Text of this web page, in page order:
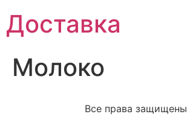
Доставка
Молоко
Все права защищены